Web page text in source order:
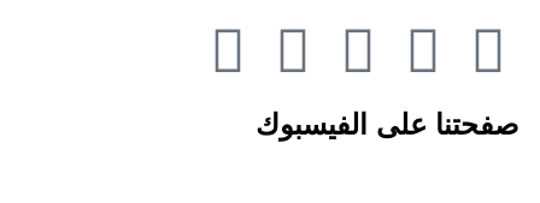
على الفيسبوك